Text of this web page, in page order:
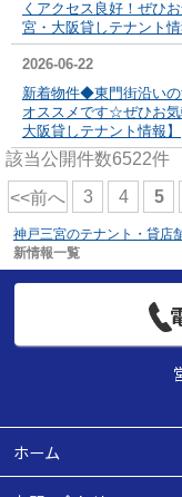
くアクセス良好！ぜひ
宮・大阪貸しテナント情
2026-06-22
新着物件◆東門街沿い
オススメです☆ぜひお気
大阪貸しテナント情報】
該当公開件数6522件
<<前へ 3 4 5
神戸三宮のテナント・貸店
新情報一覧
ホーム